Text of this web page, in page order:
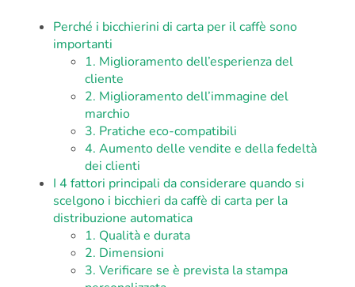
Perché i bicchierini di carta per il caffè sono
importanti
1. Miglioramento dell’esperienza del
cliente
2. Miglioramento dell’immagine del
marchio
3. Pratiche eco-compatibili
4. Aumento delle vendite e della fedeltà
dei clienti
I 4 fattori principali da considerare quando si
scelgono i bicchieri da caffè di carta per la
distribuzione automatica
1. Qualità e durata
2. Dimensioni
3. Verificare se è prevista la stampa